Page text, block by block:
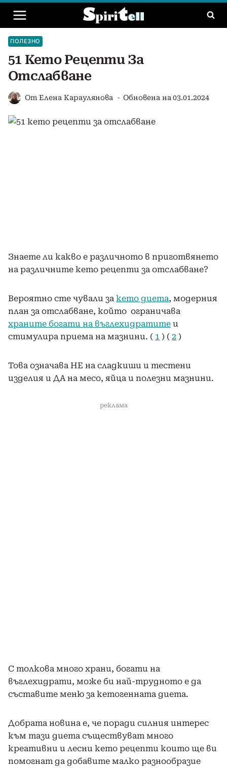
Към
съдържанието
ПОЛЕЗНО
51 Кето Рецепти За
Отслабване
От Елена Караулянова Обновена на 03.01.2024
Знаете ли какво е различното в приготвянето
на различните кето рецепти за отслабване?
Вероятно сте чували за кето диета, модерния
план за отслабване, който ограничава
храните богати на въглехидратите и
стимулира приема на мазнини. ( 1 ) ( 2 )
Това означава НЕ на сладкиши и тестени
изделия и ДА на месо, яйца и полезни мазнини.
реклама
С толкова много храни, богати на
въглехидрати, може би най-трудното е да
съставите меню за кетогенната диета.
Добрата новина е, че поради силния интерес
към тази диета съществуват много
креативни и лесни кето рецепти които ще ви
помогнат да добавите малко разнообразие